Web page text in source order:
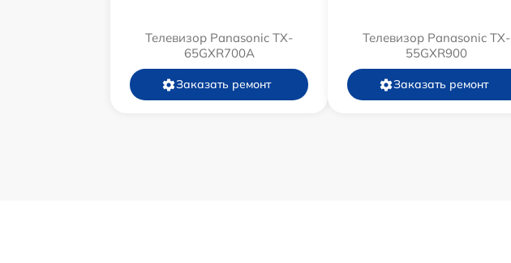
Телевизор Panasonic TX-
65GXR700A
Заказать ремонт
Телевизор Panasonic TX-
55GXR900
Заказать ремонт